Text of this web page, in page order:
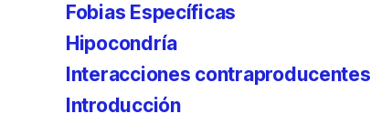
Fobias Específicas
Hipocondría
Interacciones contraproducentes
Introducción